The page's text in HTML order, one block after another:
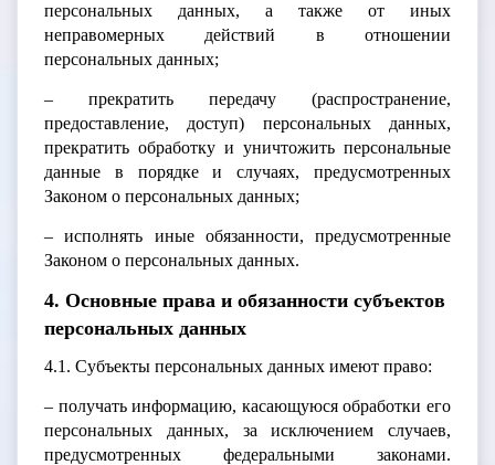
персональных данных, а также от иных
неправомерных действий в отношении
персональных данных;
– прекратить передачу (распространение,
предоставление, доступ) персональных данных,
прекратить обработку и уничтожить персональные
данные в порядке и случаях, предусмотренных
Законом о персональных данных;
– исполнять иные обязанности, предусмотренные
Законом о персональных данных.
4. Основные права и обязанности субъектов
персональных данных
4.1. Субъекты персональных данных имеют право:
– получать информацию, касающуюся обработки его
персональных данных, за исключением случаев,
предусмотренных федеральными законами.